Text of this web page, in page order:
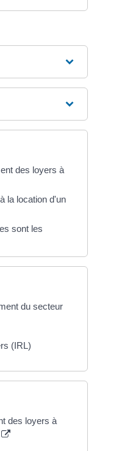
des loyers à
la location d'un
sont les
du secteur
(IRL)
des loyers à